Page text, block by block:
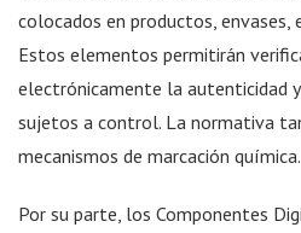
colocados en productos, envases,
Estos elementos permitirán
electrónicamente la autenticidad
sujetos a control. La normativa
mecanismos de marcación química.
Por su parte, los Componentes